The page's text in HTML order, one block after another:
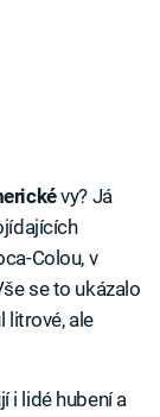
vy? Já
Colou, v
se to ukázalo
litrové, ale
i lidé hubení a